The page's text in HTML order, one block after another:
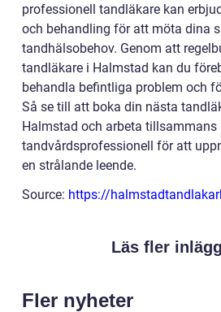
professionell tandläkare kan
och behandling för att möta dina
tandhälsobehov. Genom att
tandläkare i Halmstad kan du
behandla befintliga problem och
Så se till att boka din nästa
Halmstad och arbeta tillsammans
tandvårdsprofessionell för att
en strålande leende.
Source: https://
Läs fler
Fler nyheter